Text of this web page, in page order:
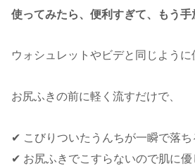
使ってみたら、便利すぎて、もう
ウォシュレットやビデと同じように
お尻ふきの前に軽く流すだけで、
✔ こびりついたうんちが一瞬で落ち
✔ お尻ふきでこすらないので肌に優